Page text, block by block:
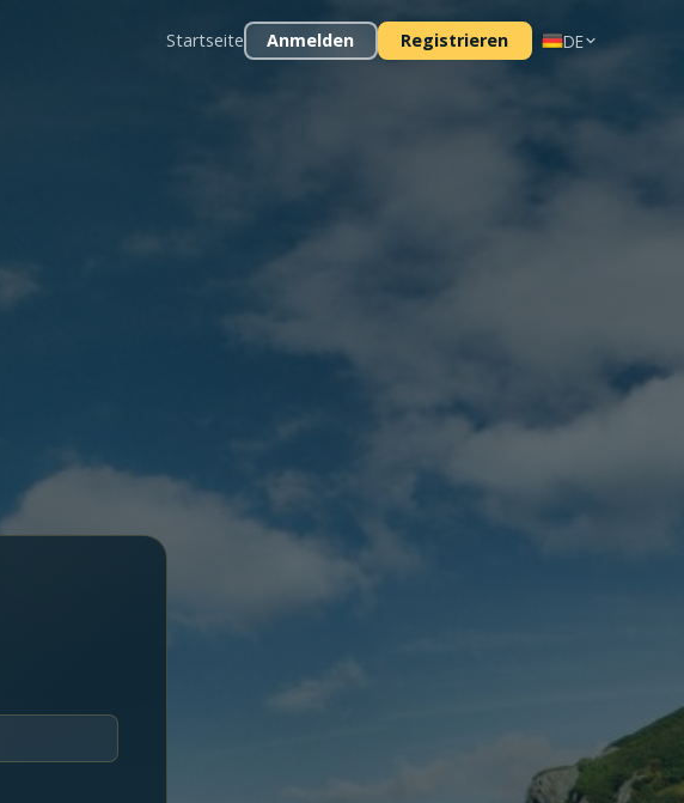
Startseite Anmelden Registrieren DE